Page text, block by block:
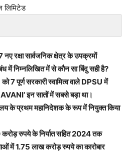
लिमिटेड
रक्षा सार्वजनिक क्षेत्र के उपक्रमों
निम्नलिखित में से कौन सा बिंदु सही है?
7 पूर्ण सरकारी स्वामित्व वाले DPSU में
इन सातों में सबसे बड़ा था।
के प्रथम महानिदेशक के रूप में नियुक्त किया
रुपये के निर्यात सहित 2024 तक
में 1.75 लाख करोड़ रुपये का कारोबार